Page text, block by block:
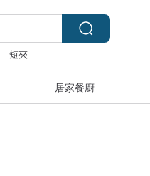
短夾
居家餐廚